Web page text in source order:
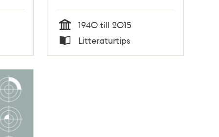
Tid
1940 till 2015
Typ
Litteraturtips